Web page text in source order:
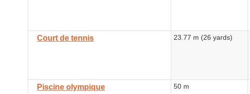
Court de tennis 23.77 m (26 yards)
Piscine olympique 50 m